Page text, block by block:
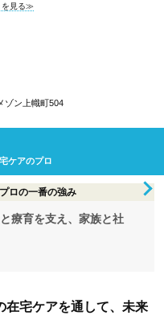
を見る≫
ン上幟町504
ケアのプロ
ロの一番の強み
療育を支え、家族と社
在宅ケアを通して、未来